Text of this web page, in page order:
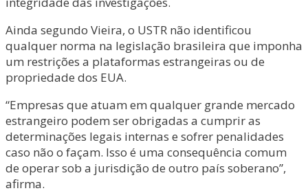
Ainda segundo Vieira, o USTR não identificou
qualquer norma na legislação brasileira que imponha
um restrições a plataformas estrangeiras ou de
propriedade dos EUA.
“Empresas que atuam em qualquer grande mercado
estrangeiro podem ser obrigadas a cumprir as
determinações legais internas e sofrer penalidades
caso não o façam. Isso é uma consequência comum
de operar sob a jurisdição de outro país soberano”,
afirma.